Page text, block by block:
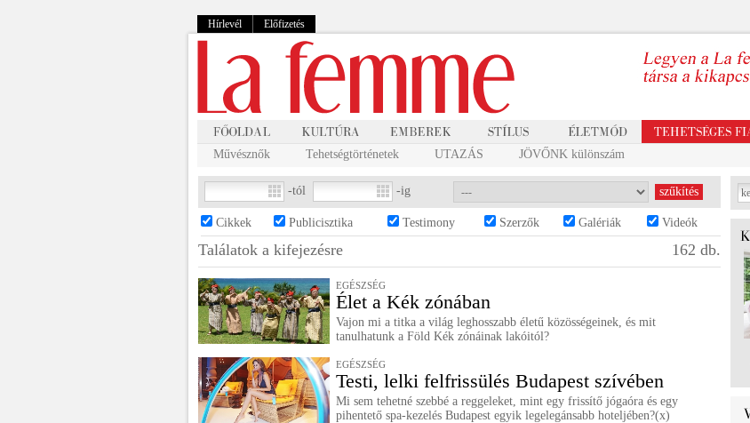
Hírlevél Előfizetés
Művésznők Tehetségtörténetek UTAZÁS JÖVŐNK különszám
-tól -ig
Cikkek Publicisztika Testimony Szerzők Galériák Videók
Találatok a kifejezésre 162 db.
EGÉSZSÉG
Élet a Kék zónában
Vajon mi a titka a világ leghosszabb életű közösségeinek, és mit
tanulhatunk a Föld Kék zónáinak lakóitól?
EGÉSZSÉG
Testi, lelki felfrissülés Budapest szívében
Mi sem tehetné szebbé a reggeleket, mint egy frissítő jógaóra és egy
pihentető spa-kezelés Budapest egyik legelegánsabb hoteljében?(x)